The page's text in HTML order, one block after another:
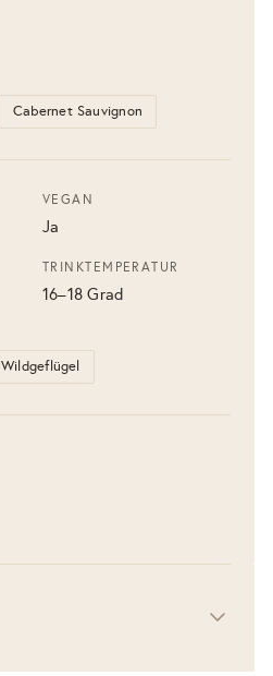
Cabernet Sauvignon
VEGAN
Ja
TRINKTEMPERATUR
16–18 Grad
Wildgeflügel